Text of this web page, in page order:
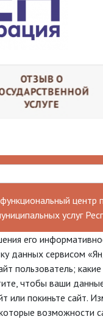
центр
услуг
его
данных сервисом
пользователь;
чтобы ваши
или покиньте сайт.
возможности